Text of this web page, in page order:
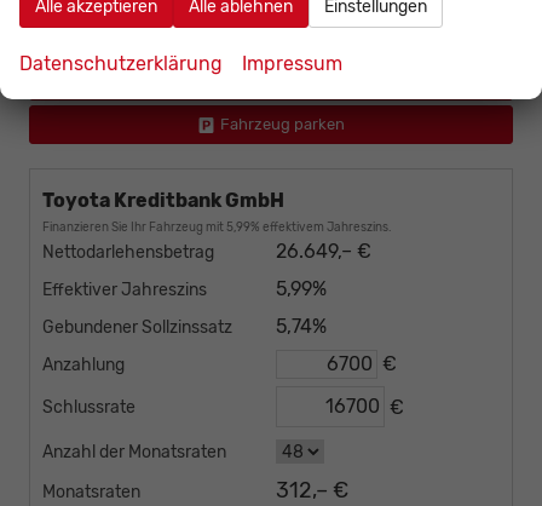
Fahrzeug parken
Toyota Kreditbank GmbH
Finanzieren Sie Ihr Fahrzeug mit 5,99% effektivem Jahreszins.
Nettodarlehensbetrag 26.649,– €
Effektiver Jahreszins 5,99%
Gebundener Sollzinssatz 5,74%
Anzahlung €
Schlussrate €
Anzahl der Monatsraten
Monatsraten
312,– €
Alle akzeptieren Alle ablehnen Einstellungen
Datenschutzerklärung Impressum